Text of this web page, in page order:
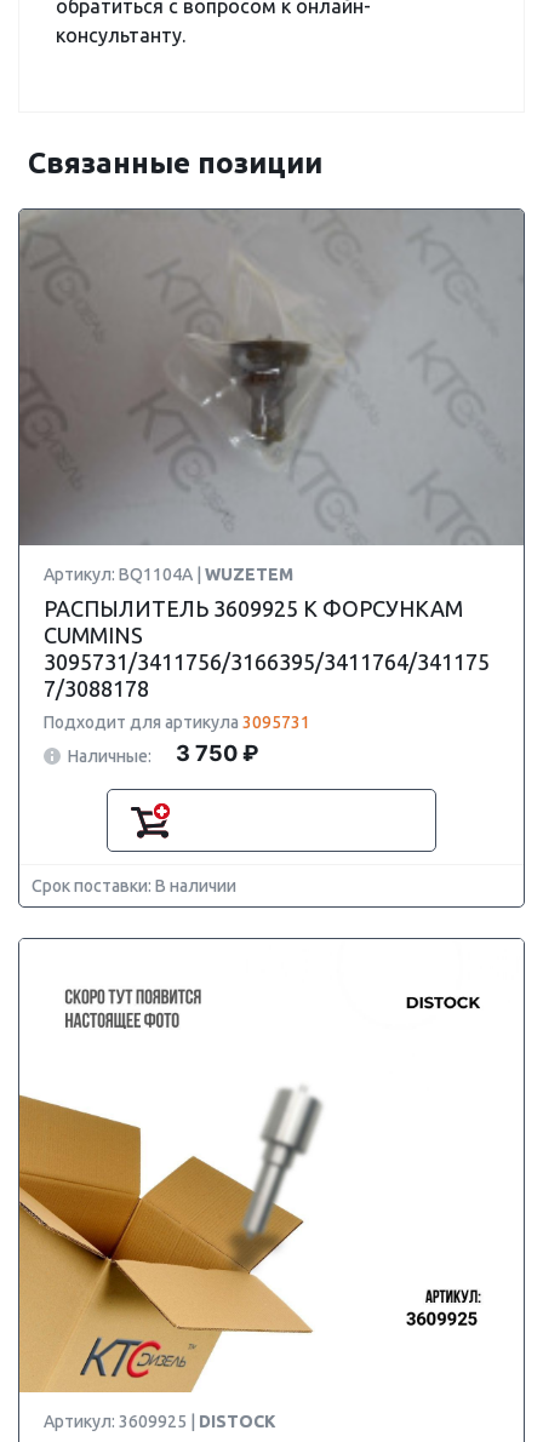
обратиться с вопросом к онлайн-
консультанту.
Связанные позиции
Артикул: BQ1104A | WUZETEM
РАСПЫЛИТЕЛЬ 3609925 К ФОРСУНКАМ
CUMMINS
3095731/3411756/3166395/3411764/341175
7/3088178
Подходит для артикула 3095731
Наличные:
3 750 ₽
Срок поставки: В наличии
Артикул: 3609925 | DISTOCK